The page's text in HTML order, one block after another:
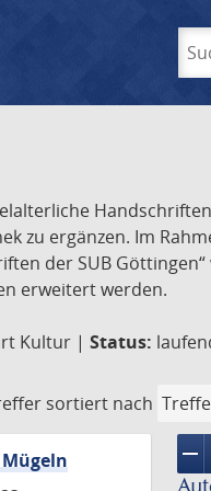
zu ergänzen. Im
der SUB
erweitert werden.
Kultur | Status:
sortiert nach
remove